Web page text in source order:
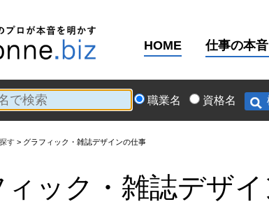
HOME 仕事の本
職業名 資格名
す グラフィック・雑誌デザインの仕事
ィック・雑誌デザ